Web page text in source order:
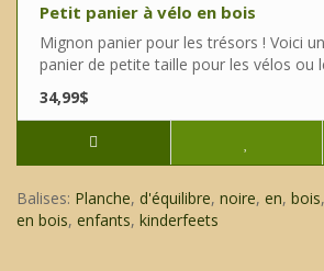
Petit panier à vélo en bois
Mignon panier pour les trésors ! Voici
panier de petite taille pour les vélos ou
34,99$
Balises: Planche, d'équilibre, noire, en, bois,
en bois, enfants, kinderfeets